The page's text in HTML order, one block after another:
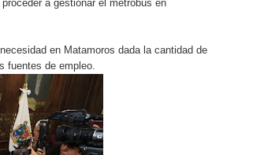
a gestionar el metrobús en
en Matamoros dada la cantidad de
fuentes de empleo.